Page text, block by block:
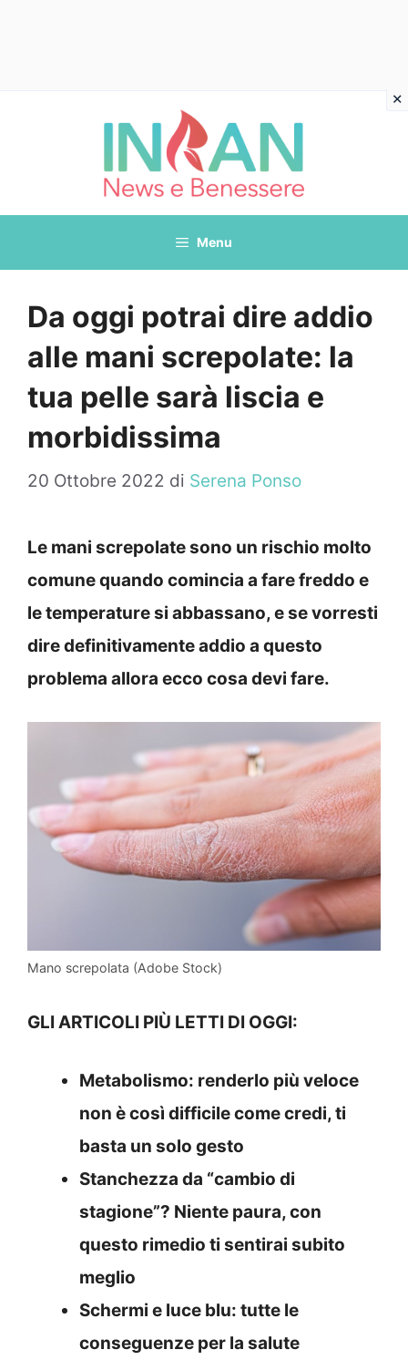
Menu
Da oggi potrai dire addio
alle mani screpolate: la
tua pelle sarà liscia e
morbidissima
20 Ottobre 2022 di Serena Ponso
Le mani screpolate sono un rischio molto
comune quando comincia a fare freddo e
le temperature si abbassano, e se vorresti
dire definitivamente addio a questo
problema allora ecco cosa devi fare.
Mano screpolata (Adobe Stock)
GLI ARTICOLI PIÙ LETTI DI OGGI:
Metabolismo: renderlo più veloce
non è così difficile come credi, ti
basta un solo gesto
Stanchezza da “cambio di
stagione”? Niente paura, con
questo rimedio ti sentirai subito
meglio
Schermi e luce blu: tutte le
conseguenze per la salute